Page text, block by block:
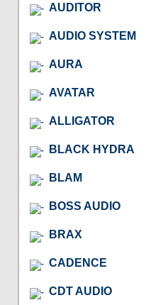
AUDITOR
AUDIO SYSTEM
AURA
AVATAR
ALLIGATOR
BLACK HYDRA
BLAM
BOSS AUDIO
BRAX
CADENCE
CDT AUDIO